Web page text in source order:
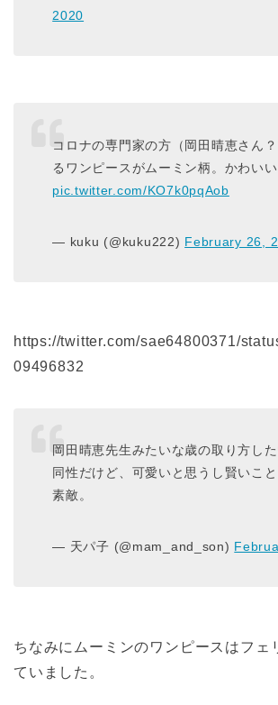
2020
コロナの専門家の方（岡田晴恵さん
るワンピースがムーミン柄。かわいい
pic.twitter.com/KO7k0pqAob
— kuku (@kuku222) February 26,
https://twitter.com/sae64800371/
09496832
岡田晴恵先生みたいな歳の取り方した
同性だけど、可愛いと思うし賢いこと
素敵。
— 天パ子 (@mam_and_son)
ちなみにムーミンのワンピースはフェ
ていました。